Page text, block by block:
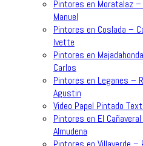
Pintores en Moratalaz
Manuel
Pintores en Coslada –
Ivette
Pintores en
Carlos
Pintores en Leganes –
Agustin
Video Papel Pintado
Pintores en El
Almudena